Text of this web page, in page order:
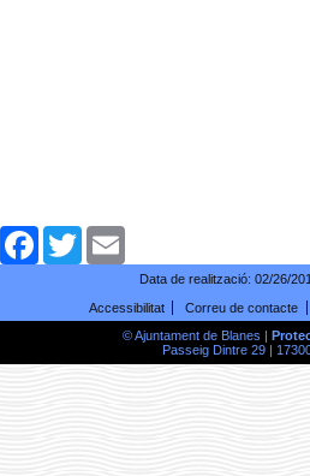
ComparteixFacebookTwitter
Data de realització: 02/26/
Accessibilitat
Correu de contacte
© Ajuntament de Blanes |
Passeig Dintre 29 |